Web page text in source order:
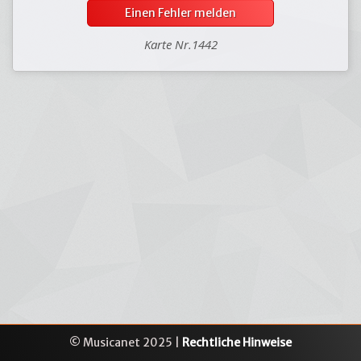
Einen Fehler melden
Karte Nr.1442
© Musicanet 2025 | Rechtliche Hinweise